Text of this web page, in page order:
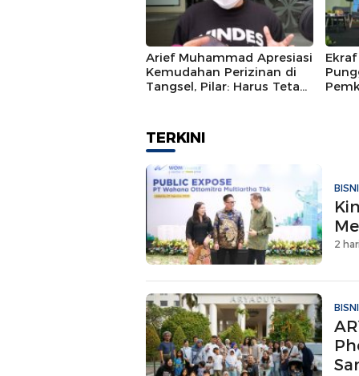
Arief Muhammad Apresiasi
Kemudahan Perizinan di
Tangsel, Pilar: Harus Tetap
TERKINI
2